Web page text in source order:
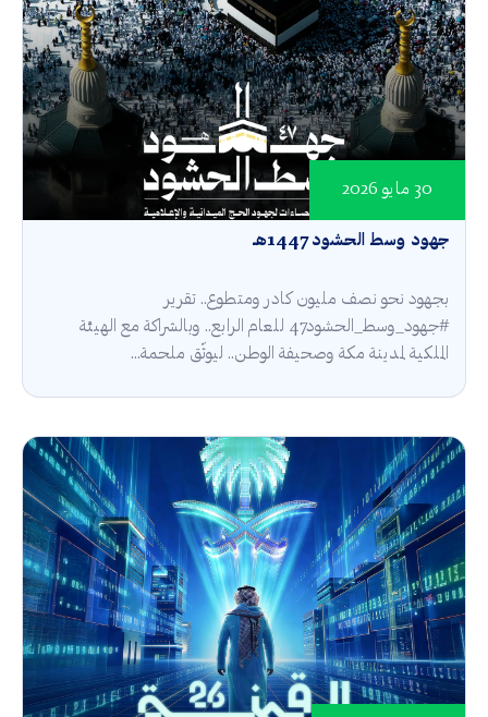
جهود وسط الحشود 1447هـ
30 مايو 2026
بجهود نحو نصف مليون كادر ومتطوع.. تقرير
#جهود_وسط_الحشود47 للعام الرابع.. وبالشراكة مع الهيئة
الملكية لمدينة مكة وصحيفة الوطن.. ليوثّق ملحمة...